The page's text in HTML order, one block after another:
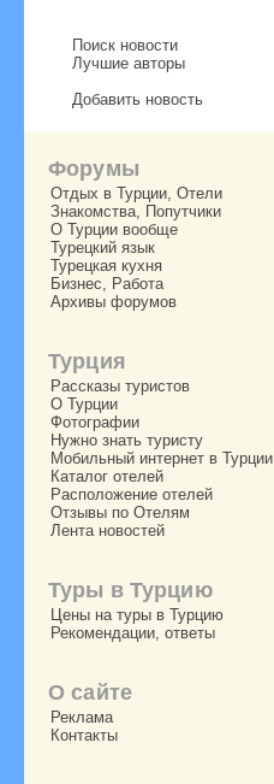
Поиск новости
Лучшие авторы
Добавить новость
Форумы
Отдых в Турции, Отели
Знакомства, Попутчики
О Турции вообще
Турецкий язык
Турецкая кухня
Бизнес, Работа
Архивы форумов
Турция
Рассказы туристов
О Турции
Фотографии
Нужно знать туристу
Мобильный интернет в Турции
Каталог отелей
Расположение отелей
Отзывы по Отелям
Лента новостей
Туры в Турцию
Цены на туры в Турцию
Рекомендации, ответы
О сайте
Реклама
Контакты